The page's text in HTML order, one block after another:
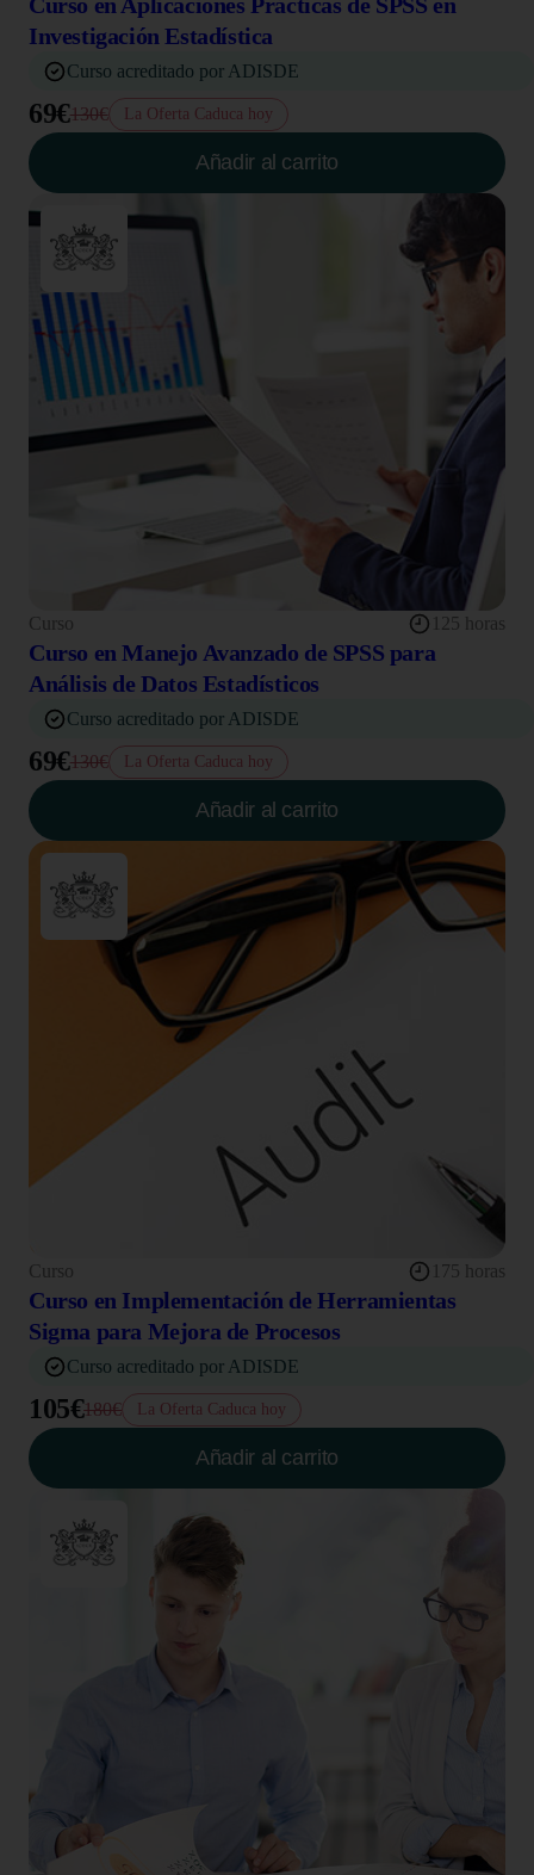
Investigación Estadística
Curso acreditado por ADISDE
69€130€ La Oferta Caduca hoy
Añadir al carrito
Curso 125 horas
Curso en Manejo Avanzado de SPSS para
Análisis de Datos Estadísticos
Curso acreditado por ADISDE
69€130€ La Oferta Caduca hoy
Añadir al carrito
Curso 175 horas
Curso en Implementación de Herramientas
Sigma para Mejora de Procesos
Curso acreditado por ADISDE
105€180€ La Oferta Caduca hoy
Añadir al carrito